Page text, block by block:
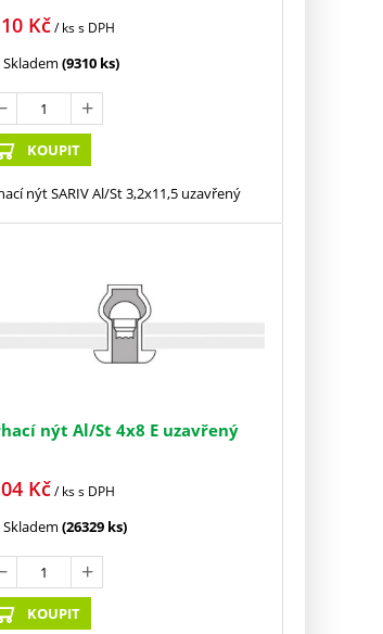
Kč/ kss DPH
Skladem (9310 ks)
KOUPIT
nýt SARIV Al/St 3,2x11,5 uzavřený
nýt Al/St 4x8 E uzavřený
Kč/ kss DPH
Skladem (26329 ks)
KOUPIT